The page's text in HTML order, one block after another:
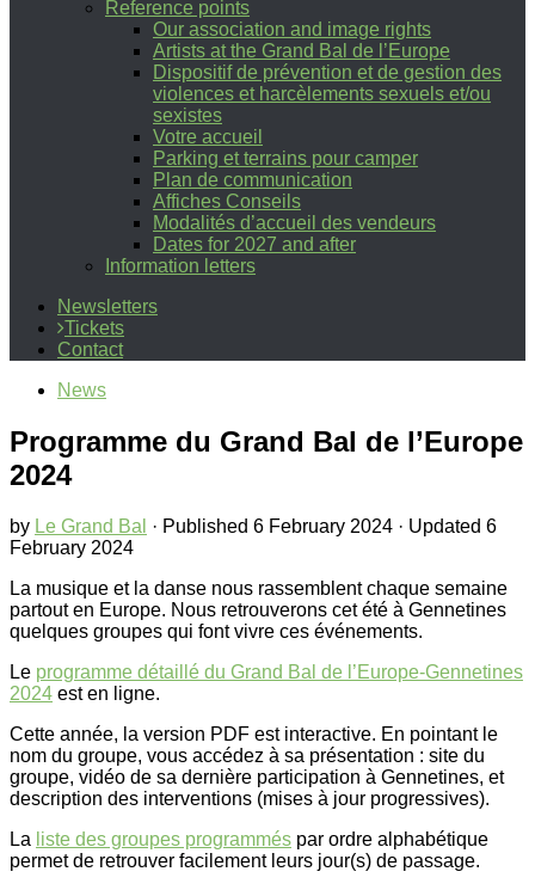
Reference points
Our association and image rights
Artists at the Grand Bal de l’Europe
Dispositif de prévention et de gestion des
violences et harcèlements sexuels et/ou
sexistes
Votre accueil
Parking et terrains pour camper
Plan de communication
Affiches Conseils
Modalités d’accueil des vendeurs
Dates for 2027 and after
Information letters
Newsletters
Tickets
Contact
News
Programme du Grand Bal de l’Europe
2024
by Le Grand Bal · Published 6 February 2024 · Updated 6
February 2024
La musique et la danse nous rassemblent chaque semaine
partout en Europe. Nous retrouverons cet été à Gennetines
quelques groupes qui font vivre ces événements.
Le programme détaillé du Grand Bal de l’Europe-Gennetines
2024 est en ligne.
Cette année, la version PDF est interactive. En pointant le
nom du groupe, vous accédez à sa présentation : site du
groupe, vidéo de sa dernière participation à Gennetines, et
description des interventions (mises à jour progressives).
La liste des groupes programmés par ordre alphabétique
permet de retrouver facilement leurs jour(s) de passage.